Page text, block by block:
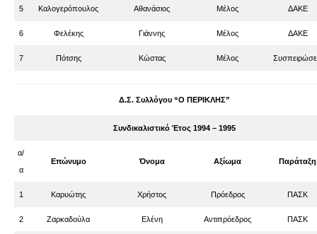
5 Καλογερόπουλος Αθανάσιος Μέλος ΔΑΚΕ
6 Φελέκης Γιάννης Μέλος ΔΑΚΕ
7 Πότσης Κώστας Μέλος
Δ.Σ. Συλλόγου “Ο ΠΕΡΙΚΛΗΣ”
Συνδικαλιστικό Έτος 1994 – 1995
α/
α
Επώνυμο Όνομα Αξίωμα Παράταξη
1 Καρυώτης Χρήστος Πρόεδρος ΠΑΣΚ
2 Ζαρκαδούλα Ελένη Αντιπρόεδρος ΠΑΣΚ